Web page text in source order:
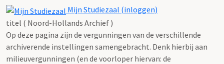
Mijn Studiezaal (inloggen)
titel ( Noord-Hollands Archief )
Op deze pagina zijn de vergunningen van de verschillende
archiverende instellingen samengebracht. Denk hierbij aan
milieuvergunningen (en de voorloper hiervan: de